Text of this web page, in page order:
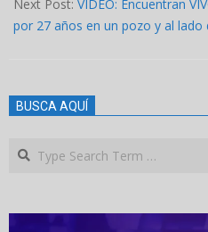
Next Post: VIDEO: Encuentran
por 27 años en un pozo y al lado
BUSCA AQUÍ
Search